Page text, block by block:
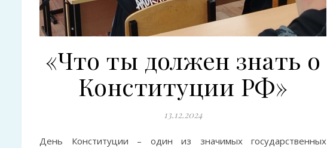
«Что ты должен знать о
Конституции РФ»
13.12.2024
День Конституции – один из значимых государственных